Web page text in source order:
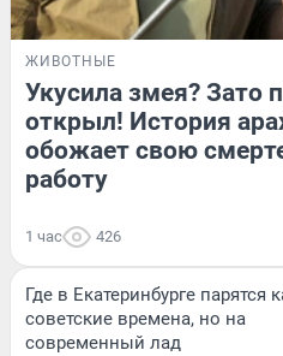
ЖИВОТНЫЕ
Укусила змея? Зато
открыл! История
обожает свою
работу
1 час 426
Где в Екатеринбурге парятся
советские времена, но на
современный лад